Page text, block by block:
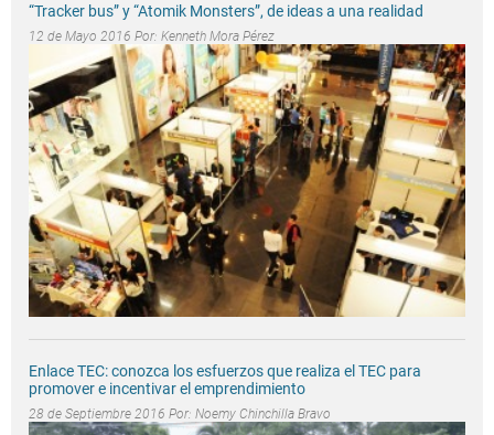
“Tracker bus” y “Atomik Monsters”, de ideas a una realidad
12 de Mayo 2016 Por: Kenneth Mora Pérez
Enlace TEC: conozca los esfuerzos que realiza el TEC para
promover e incentivar el emprendimiento
28 de Septiembre 2016 Por: Noemy Chinchilla Bravo